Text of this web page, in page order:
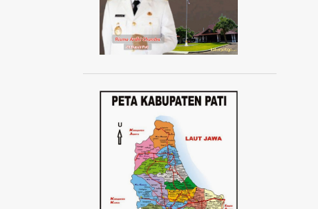
AKAD MASSAL KPR SUBSIDI
AKADEMI SEPAK BOLA
AKBAR TANDJUNG AKSI 1000 LILIN
AKSI BELA DUKUNG PALESTINA
AKSI BORONG
AKSI DAMAI ANTI PREMANISME
AKSI DAMAI WARGA PATI
AKSI DEMO TOLAK KENAIKAN PAJAK